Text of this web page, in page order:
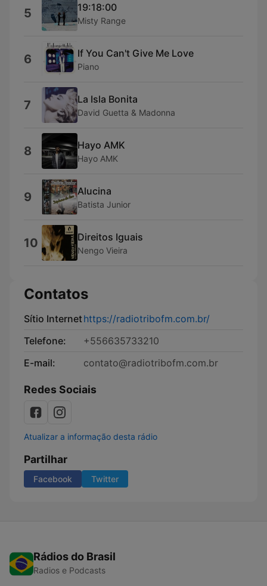
5 19:18:00
Misty Range
6 If You Can't Give Me Love
Piano
7 La Isla Bonita
David Guetta & Madonna
8 Hayo AMK
Hayo AMK
9 Alucina
Batista Junior
10 Direitos Iguais
Nengo Vieira
Contatos
Sítio Internethttps://radiotribofm.com.br/
Telefone:
+556635733210
E-mail:
contato@radiotribofm.com.br
Redes Sociais
Atualizar a informação desta rádio
Partilhar
Facebook Twitter
Rádios do Brasil
Radios e Podcasts